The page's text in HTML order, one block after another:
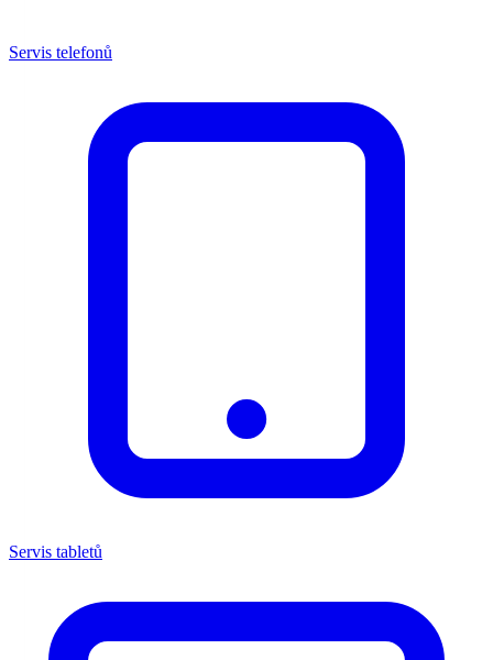
Servis telefonů
Servis tabletů